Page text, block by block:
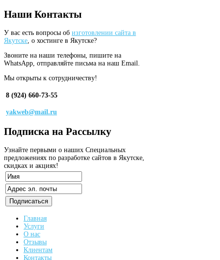
Наши Контакты
У вас есть вопросы об изготовлении сайта в
Якутске , о хостинге в Якутске?
Звоните на наши телефоны, пишите на
WhatsApp, отправляйте письма на наш Email.
Мы открыты к сотрудничеству!
8 (924) 660-73-55
yakweb@mail.ru
Подписка на Рассылку
Узнайте первыми о наших Специальных
предложениях по разработке сайтов в Якутске,
скидках и акциях!
Главная
Услуги
О нас
Отзывы
Клиентам
Контакты